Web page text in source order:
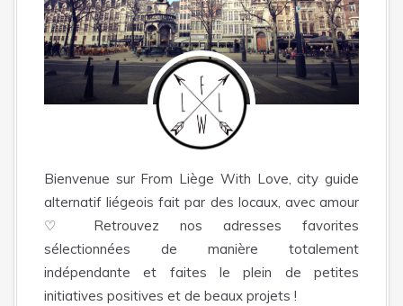
Bienvenue sur From Liège With Love, city guide
alternatif liégeois fait par des locaux, avec amour
♡ Retrouvez nos adresses favorites
sélectionnées de manière totalement
indépendante et faites le plein de petites
initiatives positives et de beaux projets !